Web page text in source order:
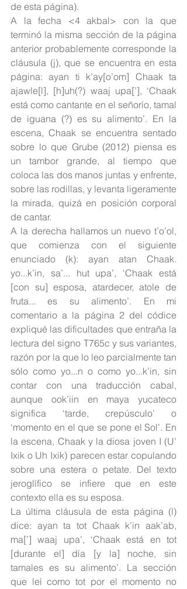
de esta página).
A la fecha <4 akbal> con la que
terminó la misma sección de la página
anterior probablemente corresponde la
cláusula (j), que se encuentra en esta
página: ayan ti k’ay[o’om] Chaak ta
ajawle[l], [h]uh(?) waaj upa[’], ‘Chaak
está como cantante en el señorío, tamal
de iguana (?) es su alimento’. En la
escena, Chaak se encuentra sentado
sobre lo que Grube (2012) piensa es
un tambor grande, al tiempo que
coloca las dos manos juntas y enfrente,
sobre las rodillas, y levanta ligeramente
la mirada, quizá en posición corporal
de cantar.
A la derecha hallamos un nuevo t’o’ol,
que comienza con el siguiente
enunciado (k): ayan atan Chaak.
yo...k’in, sa’... hut upa’, ‘Chaak está
[con su] esposa, atardecer, atole de
fruta... es su alimento’. En mi
comentario a la página 2 del códice
expliqué las dificultades que entraña la
lectura del signo T765c y sus variantes,
razón por la que lo leo parcialmente tan
sólo como yo...n o como yo...k’in, sin
contar con una traducción cabal,
aunque ook’iin en maya yucateco
significa ‘tarde, crepúsculo’ o
‘momento en el que se pone el Sol’. En
la escena, Chaak y la diosa joven I (U’
Ixik o Uh Ixik) parecen estar copulando
sobre una estera o petate. Del texto
jeroglífico se infiere que en este
contexto ella es su esposa.
La última cláusula de esta página (l)
dice: ayan ta tot Chaak k’in aak’ab,
ma[’] waaj upa’, ‘Chaak está en tot
[durante el] día [y la] noche, sin
tamales es su alimento’. La sección
que leí como tot por el momento no